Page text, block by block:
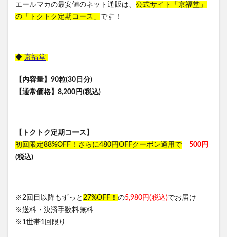
エールマカの最安値のネット通販は、 公式サイト「京福堂」
の「トクトク定期コース」 です！
◆ 京福堂
【内容量】90粒(30日分)
【通常価格】8,200円(税込)
【トクトク定期コース】
初回限定88%OFF！さらに480円OFFクーポン適用で
500円
(税込)
※2回目以降もずっと 27%OFF！ の5,980円(税込)でお届け
※送料・決済手数料無料
※1世帯1回限り